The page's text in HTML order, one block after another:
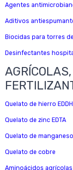
Agentes
Aditivos
Biocidas para torres
Desinfectantes
Quelato de hierro
Quelato de zinc EDTA
Quelato de manganeso
Quelato de cobre
Aminoácidos